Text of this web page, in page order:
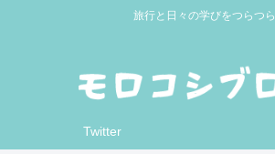
旅行と日々の学びをつらつら
Twitter